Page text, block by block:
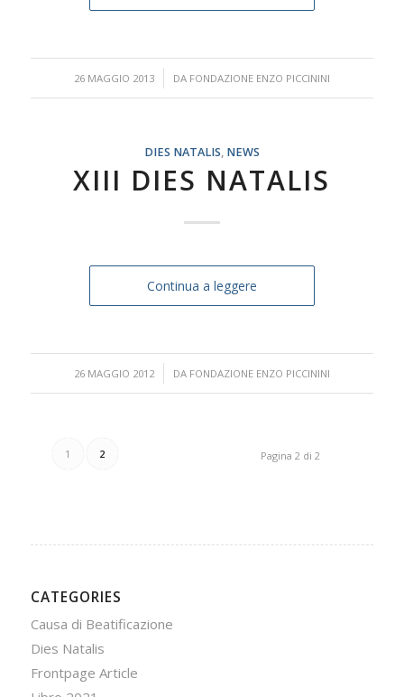
26 MAGGIO 2013
/ DA FONDAZIONE ENZO PICCININI
DIES NATALIS, NEWS
XIII DIES NATALIS
Continua a leggere
26 MAGGIO 2012
/ DA FONDAZIONE ENZO PICCININI
Pagina 2 di 2
1 2
CATEGORIES
Causa di Beatificazione
Dies Natalis
Frontpage Article